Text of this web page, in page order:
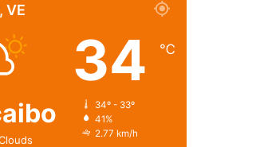
VE
34 ℃
34º - 33º
41%
2.77 km/h